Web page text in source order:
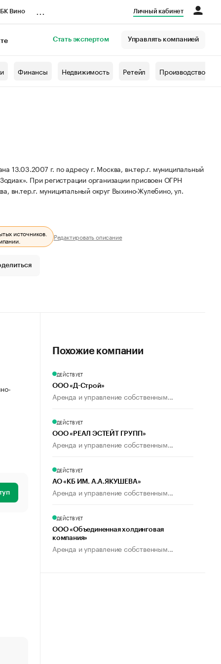
Вино Личный кабинет
Стать экспертом Управлять компанией
Финансы Недвижимость Ретейл Производство
13.03.2007 г. по адресу г. Москва, вн.тер.г. муниципальный
При регистрации организации присвоен ОГРН
вн.тер.г. муниципальный округ Выхино-Жулебино, ул.
источников. Редактировать описание
Похожие компании
ДЕЙСТВУЕТ
ООО «Д-Строй»
Аренда и управление собственным...
ДЕЙСТВУЕТ
ООО «РЕАЛ ЭСТЕЙТ ГРУПП»
Аренда и управление собственным...
ДЕЙСТВУЕТ
АО «КБ ИМ. А.А.ЯКУШЕВА»
Аренда и управление собственным...
ДЕЙСТВУЕТ
ООО «Объединенная холдинговая
компания»
Аренда и управление собственным...